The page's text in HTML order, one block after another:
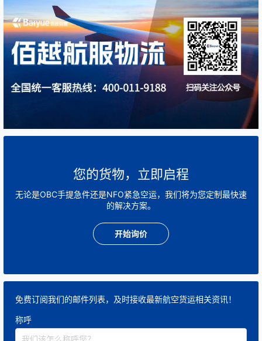
您的货物，立即启程
无论是OBC手提急件还是NFO紧急空运，我们将为您定制最快速
的解决方案。
开始询价
免费订阅我们的邮件列表，及时接收最新航空货运相关资讯！
称呼